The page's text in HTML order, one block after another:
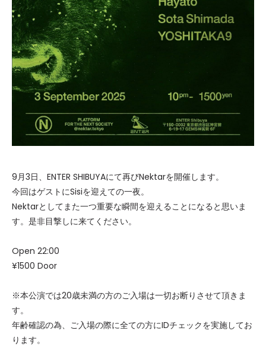
9月3日、ENTER SHIBUYAにて再びNektarを開催します。
今回はゲストにSisiを迎えての一夜。
Nektarとしてまた一つ重要な瞬間を迎えることになると思いま
す。是非目撃しに来てください。
Open 22:00
¥1500 Door
※本公演では20歳未満の方のご入場は一切お断りさせて頂きま
す。
年齢確認の為、ご入場の際に全ての方にIDチェックを実施してお
ります。